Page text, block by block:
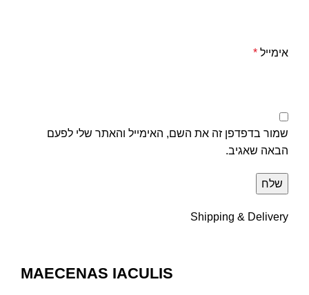
אימייל *
שמור בדפדפן זה את השם, האימייל והאתר שלי לפעם
הבאה שאגיב.
Shipping & Delivery
MAECENAS IACULIS